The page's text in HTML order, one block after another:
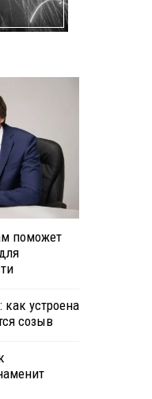
поможет
устроена
созыв